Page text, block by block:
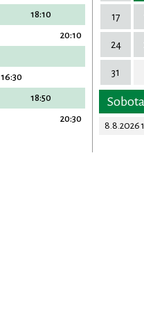
18:10
20:10
16:30
18:50
20:30
17
24
31
8.8.2026